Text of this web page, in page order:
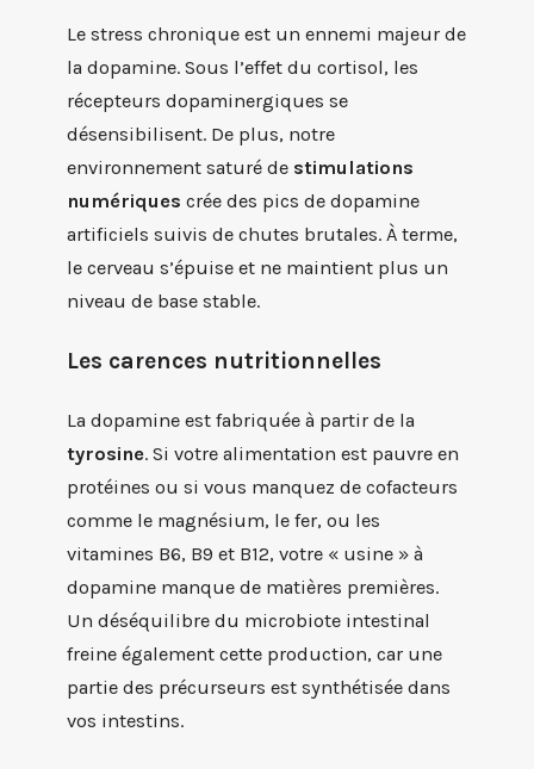
Le stress chronique est un ennemi majeur de
la dopamine. Sous l’effet du cortisol, les
récepteurs dopaminergiques se
désensibilisent. De plus, notre
environnement saturé de stimulations
numériques crée des pics de dopamine
artificiels suivis de chutes brutales. À terme,
le cerveau s’épuise et ne maintient plus un
niveau de base stable.
Les carences nutritionnelles
La dopamine est fabriquée à partir de la
tyrosine. Si votre alimentation est pauvre en
protéines ou si vous manquez de cofacteurs
comme le magnésium, le fer, ou les
vitamines B6, B9 et B12, votre « usine » à
dopamine manque de matières premières.
Un déséquilibre du microbiote intestinal
freine également cette production, car une
partie des précurseurs est synthétisée dans
vos intestins.